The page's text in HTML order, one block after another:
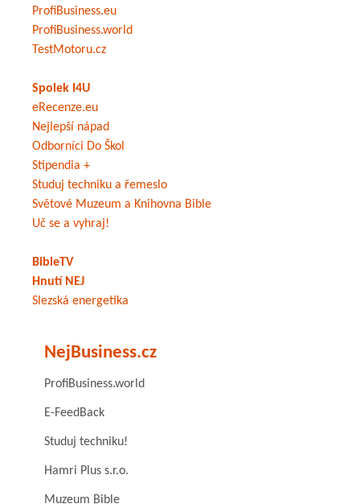
ProfiBusiness.eu
ProfiBusiness.world
TestMotoru.cz
Spolek I4U
eRecenze.eu
Nejlepší nápad
Odborníci Do Škol
Stipendia +
Studuj techniku a řemeslo
Světové Muzeum a Knihovna Bible
Uč se a vyhraj!
BibleTV
Hnutí NEJ
Slezská energetika
NejBusiness.cz
ProfiBusiness.world
E-FeedBack
Studuj techniku!
Hamri Plus s.r.o.
Muzeum Bible